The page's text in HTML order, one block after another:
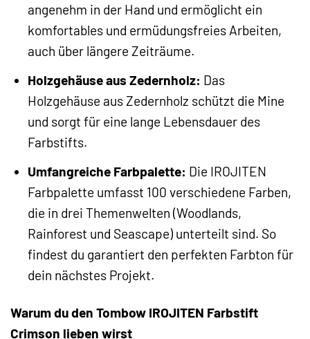
angenehm in der Hand und ermöglicht ein
komfortables und ermüdungsfreies Arbeiten,
auch über längere Zeiträume.
Holzgehäuse aus Zedernholz: Das
Holzgehäuse aus Zedernholz schützt die Mine
und sorgt für eine lange Lebensdauer des
Farbstifts.
Umfangreiche Farbpalette: Die IROJITEN
Farbpalette umfasst 100 verschiedene Farben,
die in drei Themenwelten (Woodlands,
Rainforest und Seascape) unterteilt sind. So
findest du garantiert den perfekten Farbton für
dein nächstes Projekt.
Warum du den Tombow IROJITEN Farbstift
Crimson lieben wirst